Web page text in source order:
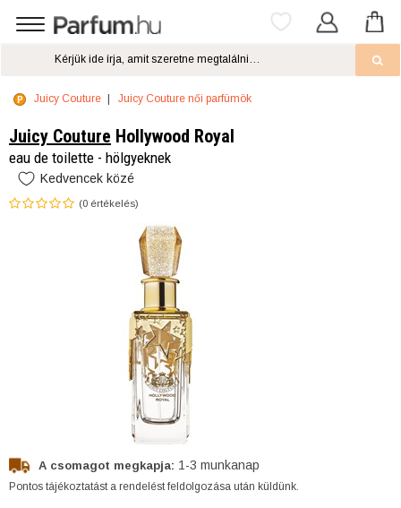
Juicy Couture Juicy Couture női parfümök
Juicy Couture Hollywood Royal
eau de toilette - hölgyeknek
Kedvencek közé
(0 értékelés)
A csomagot megkapja: 1-3 munkanap
Pontos tájékoztatást a rendelést feldolgozása után küldünk.